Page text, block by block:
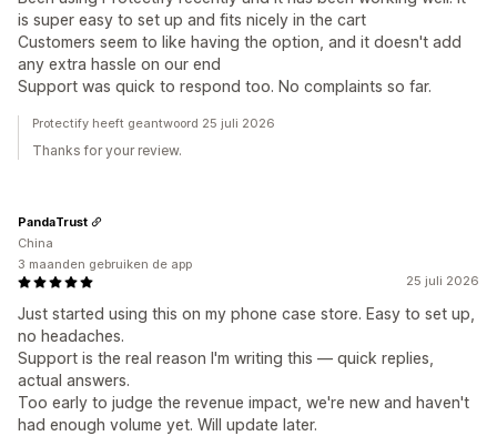
is super easy to set up and fits nicely in the cart
Customers seem to like having the option, and it doesn't add
any extra hassle on our end
Support was quick to respond too. No complaints so far.
Protectify heeft geantwoord 25 juli 2026
Thanks for your review.
25 juli 2026
Just started using this on my phone case store. Easy to set up,
no headaches.
Support is the real reason I'm writing this — quick replies,
actual answers.
Too early to judge the revenue impact, we're new and haven't
had enough volume yet. Will update later.
PandaTrust
China
3 maanden gebruiken de app